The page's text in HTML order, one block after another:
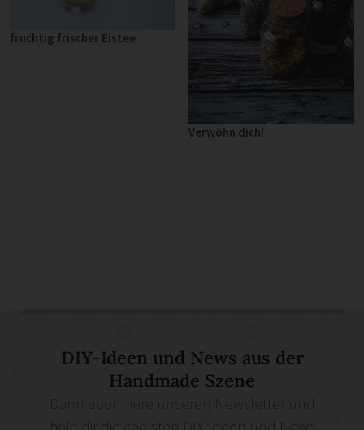
fruchtig frischer Eistee
Verwöhn dich!
DIY-Ideen und News aus der
Handmade Szene